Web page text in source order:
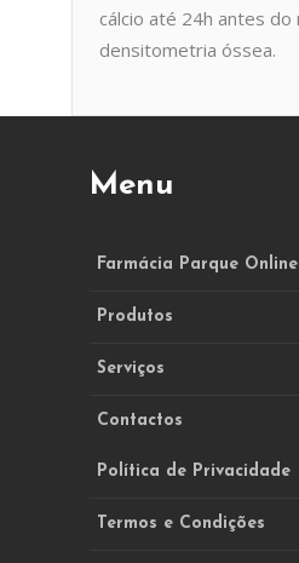
cálcio até 24h antes
densitometria óssea.
Menu
Farmácia Parque Online
Produtos
Serviços
Contactos
Política de Privacidade
Termos e Condições